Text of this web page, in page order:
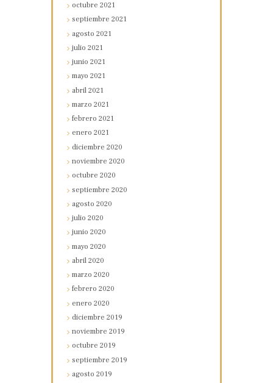
octubre2021
septiembre2021
agosto2021
julio2021
junio2021
mayo2021
abril2021
marzo2021
febrero2021
enero2021
diciembre2020
noviembre2020
octubre2020
septiembre2020
agosto2020
julio2020
junio2020
mayo2020
abril2020
marzo2020
febrero2020
enero2020
diciembre2019
noviembre2019
octubre2019
septiembre2019
agosto2019